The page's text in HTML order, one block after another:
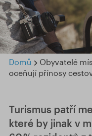
Domů
Obyvatelé
oceňují přínosy
Turismus patří
které by jinak v